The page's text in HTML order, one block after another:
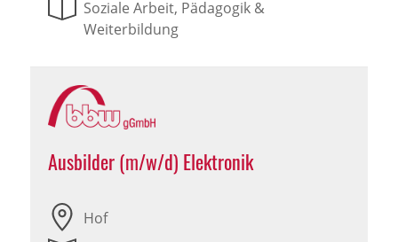
Soziale Arbeit, Pädagogik &
Weiterbildung
Ausbilder (m/w/d) Elektronik
Hof